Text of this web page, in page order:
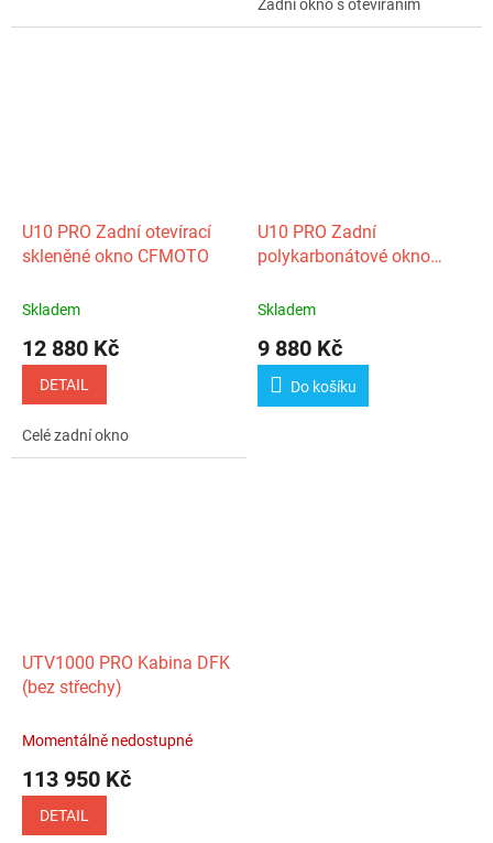
Zadní okno s otevíráním
U10 PRO Zadní otevírací
skleněné okno CFMOTO
Skladem
12 880 Kč
DETAIL
Celé zadní okno
U10 PRO Zadní
polykarbonátové okno
Skladem
9 880 Kč
Do košíku
UTV1000 PRO Kabina DFK
(bez střechy)
Momentálně nedostupné
113 950 Kč
DETAIL